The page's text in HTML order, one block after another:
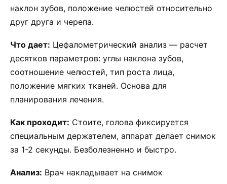
наклон зубов, положение челюстей относительно
друг друга и черепа.
Что дает: Цефалометрический анализ — расчет
десятков параметров: углы наклона зубов,
соотношение челюстей, тип роста лица,
положение мягких тканей. Основа для
планирования лечения.
Как проходит: Стоите, голова фиксируется
специальным держателем, аппарат делает снимок
за 1-2 секунды. Безболезненно и быстро.
Анализ: Врач накладывает на снимок